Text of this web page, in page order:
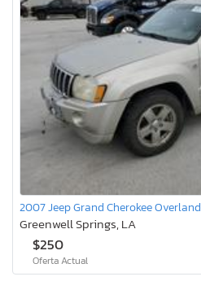
2007 Jeep Grand Cherokee Overland
Greenwell Springs, LA
$250
Oferta Actual